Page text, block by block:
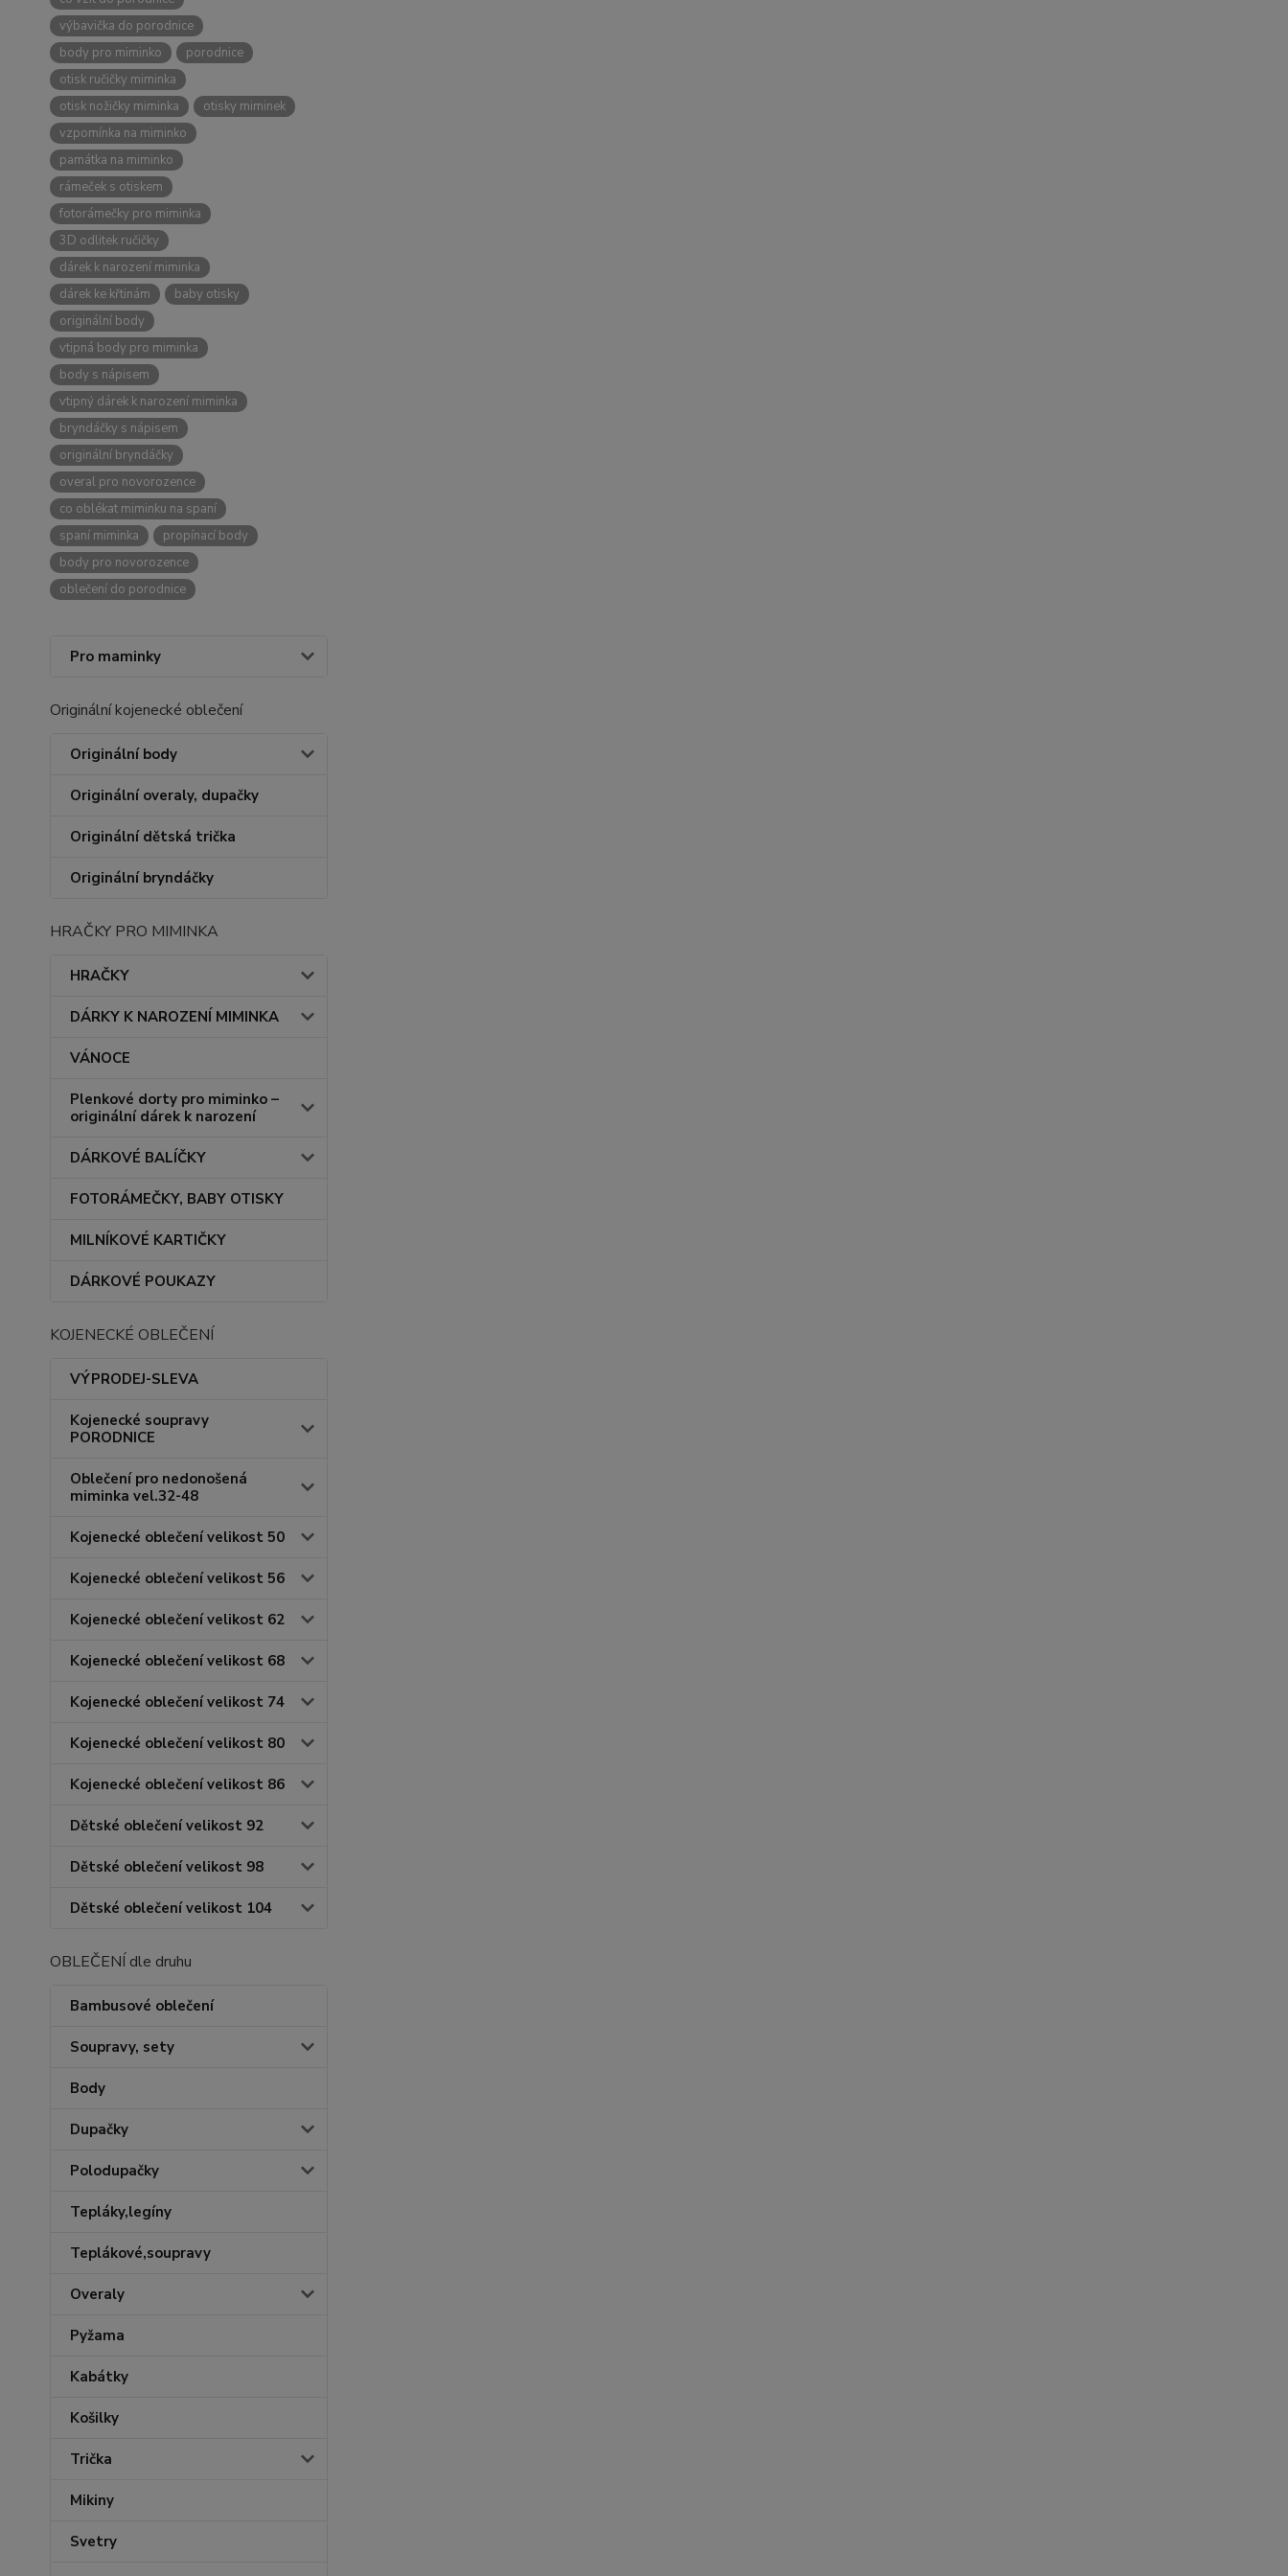
výbavička do porodnice
body pro miminko
porodnice
otisk ručičky miminka
otisk nožičky miminka
otisky miminek
vzpomínka na miminko
památka na miminko
rámeček s otiskem
fotorámečky pro miminka
3D odlitek ručičky
dárek k narození miminka
dárek ke křtinám
baby otisky
originální body
vtipná body pro miminka
body s nápisem
vtipný dárek k narození miminka
bryndáčky s nápisem
originální bryndáčky
overal pro novorozence
co oblékat miminku na spaní
spaní miminka
propínací body
body pro novorozence
oblečení do porodnice
Pro maminky
Originální kojenecké oblečení
Originální body
Originální overaly, dupačky
Originální dětská trička
Originální bryndáčky
HRAČKY PRO MIMINKA
HRAČKY
DÁRKY K NAROZENÍ MIMINKA
VÁNOCE
Plenkové dorty pro miminko –
originální dárek k narození
DÁRKOVÉ BALÍČKY
FOTORÁMEČKY, BABY OTISKY
MILNÍKOVÉ KARTIČKY
DÁRKOVÉ POUKAZY
KOJENECKÉ OBLEČENÍ
VÝPRODEJ-SLEVA
Kojenecké soupravy
PORODNICE
Oblečení pro nedonošená
miminka vel.32-48
Kojenecké oblečení velikost 50
Kojenecké oblečení velikost 56
Kojenecké oblečení velikost 62
Kojenecké oblečení velikost 68
Kojenecké oblečení velikost 74
Kojenecké oblečení velikost 80
Kojenecké oblečení velikost 86
Dětské oblečení velikost 92
Dětské oblečení velikost 98
Dětské oblečení velikost 104
OBLEČENÍ dle druhu
Bambusové oblečení
Soupravy, sety
Body
Dupačky
Polodupačky
Tepláky,legíny
Teplákové,soupravy
Overaly
Pyžama
Kabátky
Košilky
Trička
Mikiny
Svetry